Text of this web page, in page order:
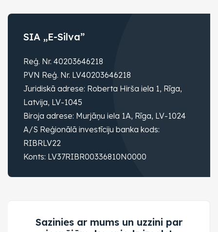
SIA „E-Silva”
Reģ. Nr. 40203646218
PVN Reģ. Nr. LV40203646218
Juridiskā adrese: Roberta Hirša iela 1, Rīga,
Latvija, LV-1045
Biroja adrese: Murjāņu iela 1A, Rīga, LV-1024
A/S Reģionālā investīciju banka kods:
RIBRLV22
Konts: LV37RIBR00336810N0000
Sazinies ar mums un uzzini par